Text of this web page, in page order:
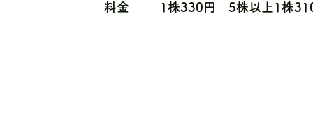
料金
1株330円 5株以上1株